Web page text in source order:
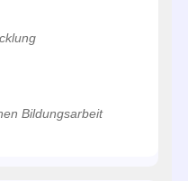
Bildungsarbeit